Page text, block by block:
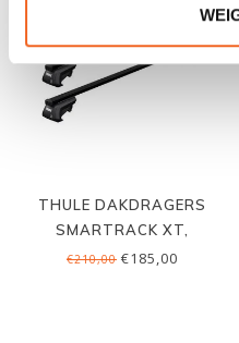
THULE DAKDRAGERS
SMARTRACK XT,
UNIVERSEEL
€210,00 €185,00